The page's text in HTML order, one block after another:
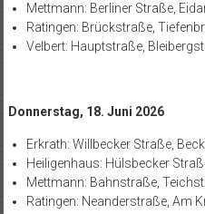
Mettmann: Berliner Straße,
Ratingen: Brückstraße,
Velbert: Hauptstraße,
Donnerstag, 18. Juni 2026
Erkrath: Willbecker Straße,
Heiligenhaus: Hülsbecker
Mettmann: Bahnstraße,
Ratingen: Neanderstraße, Am